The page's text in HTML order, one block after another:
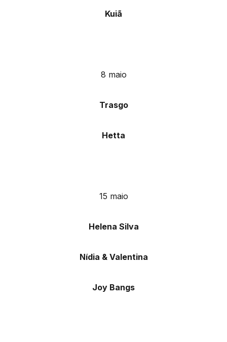
Kuiã
8 maio
Trasgo
Hetta
15 maio
Helena Silva
Nídia & Valentina
Joy Bangs